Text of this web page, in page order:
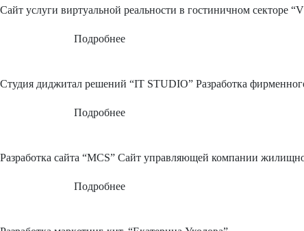
Сайт услуги виртуальной реальности в гостиничном секторе
Подробнее
Студия диджитал решений “IT STUDIO” Разработка
Подробнее
Разработка сайта “MCS” Сайт управляющей компании
Подробнее